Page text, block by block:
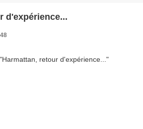
d'expérience...